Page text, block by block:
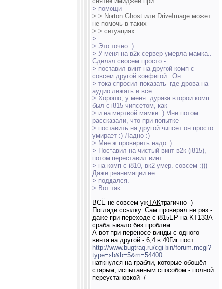
> помощи
> > Norton Ghost или DriveImage может
не помочь в таких
> > ситуациях.
>
> Это точно :)
> У меня на в2к сервер умерла мамка..
Сделал свосем просто -
> поставил винт на другой комп с
совсем другой конфигой.. Он
> тока спросил показать, где дрова на
аудио лежать и все.
> Хорошо, у меня. дурака второй комп
был с i815 чипсетом, как
> и на мертвой мамке :) Мне потом
рассказали, что при попытке
> поставить на другой чипсет он просто
умирает :) Ладно :)
> Мне ж проверить надо :)
> Поставил на чистый винт в2к (i815),
потом переставил винт
> на комп c i810, вк2 умер. совсем :)))
Даже реанимации не
> поддался.
> Вот так..
ВСЁ не совсем ужТАКтрагично -)
Погляди ссылку. Сам проверял не раз -
даже при переходе с i815EP на KT133A -
срабатывало без проблем.
А вот при переносе винды с одного
винта на другой - 6,4 в 40Гиг пост
http://www.bugtraq.ru/cgi-bin/forum.mcgi?
type=sb&b=5&m=54400
наткнулся на грабли, которые обошёл
старым, испытанным способом - полной
переустановкой -/